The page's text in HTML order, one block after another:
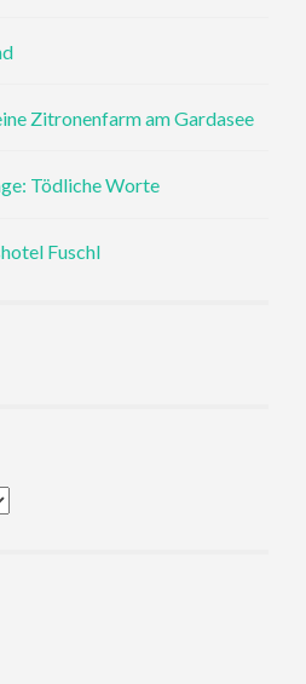
Zitronenfarm am Gardasee
Tödliche Worte
Fuschl